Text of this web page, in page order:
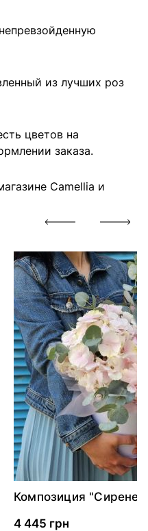
из лучших роз
цветов на
заказа.
Camellia и
Композиция
4 445 грн